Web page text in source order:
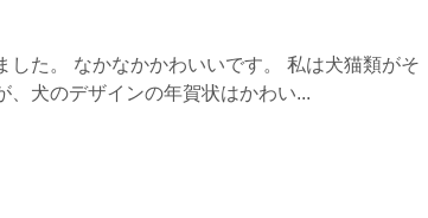
した。 なかなかかわいいです。 私は犬猫類がそ
、犬のデザインの年賀状はかわい...